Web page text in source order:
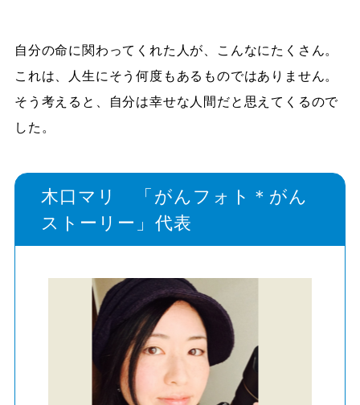
自分の命に関わってくれた人が、こんなにたくさん。
これは、人生にそう何度もあるものではありません。
そう考えると、自分は幸せな人間だと思えてくるので
した。
木口マリ 「がんフォト＊がん
ストーリー」代表